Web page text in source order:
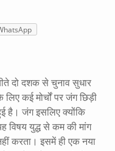
दो दशक से चुनाव सुधार
लिए कई मोर्चों पर जंग छिड़ी
है। जंग इसलिए क्योंकि
विषय युद्ध से कम की मांग
करता। इसमें ही एक नया